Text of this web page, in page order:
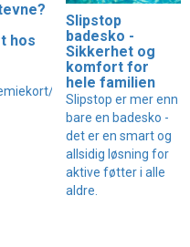
hos
gavekort
Slipstop
badesko -
Sikkerhet og
komfort for
hele familien
Slipstop er mer enn
bare en badesko -
det er en smart og
allsidig løsning for
aktive føtter i alle
aldre.